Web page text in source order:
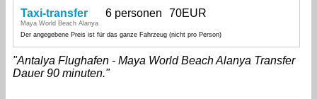
Taxi-transfer
Maya World Beach Alanya
6 personen 70EUR
Der angegebene Preis ist für das ganze Fahrzeug (nicht pro Person)
"Antalya Flughafen - Maya World Beach Alanya Transfer
Dauer 90 minuten."